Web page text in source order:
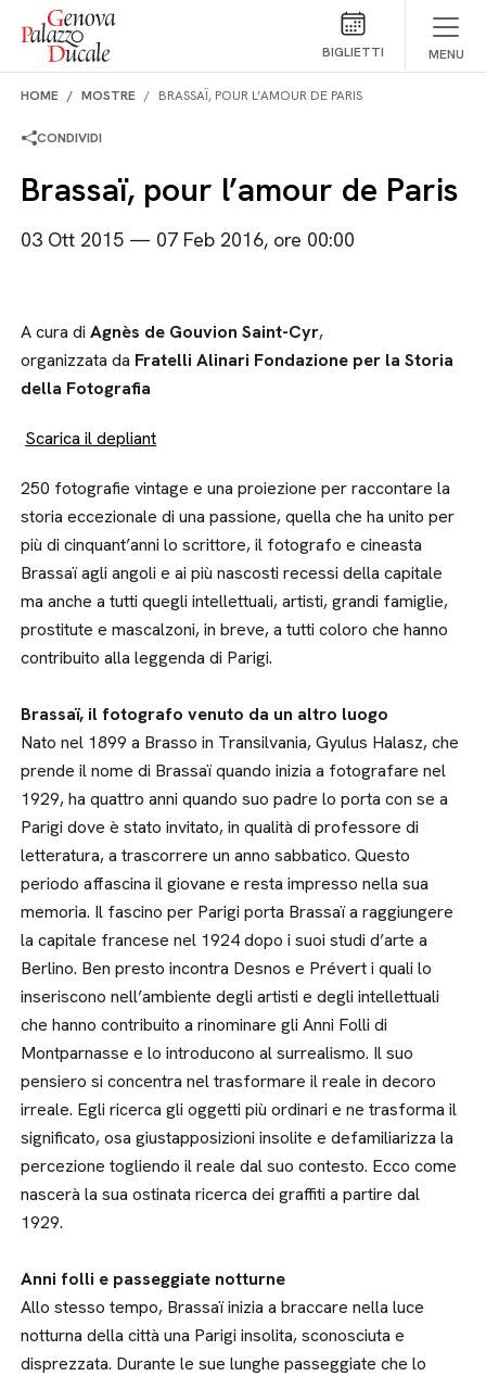
Salta al contenuto
BIGLIETTI MENU
HOME MOSTRE BRASSAÏ, POUR L’AMOUR DE PARIS
CONDIVIDI
Brassaï, pour l’amour de Paris
03 Ott 2015 — 07 Feb 2016, ore 00:00
A cura diAgnès de Gouvion Saint-Cyr,
organizzata da Fratelli Alinari Fondazione per la Storia
della Fotografia
Scarica il depliant
250 fotografie vintage e una proiezione per raccontare la
storia eccezionale di una passione, quella che ha unito per
più di cinquant’anni lo scrittore, il fotografo e cineasta
Brassaï agli angoli e ai più nascosti recessi della capitale
ma anche a tutti quegli intellettuali, artisti, grandi famiglie,
prostitute e mascalzoni, in breve, a tutti coloro che hanno
contribuito alla leggenda di Parigi.
Brassaï, il fotografo venuto da un altro luogo
Nato nel 1899 a Brasso in Transilvania, Gyulus Halasz, che
prende il nome di Brassaï quando inizia a fotografare nel
1929, ha quattro anni quando suo padre lo porta con se a
Parigi dove è stato invitato, in qualità di professore di
letteratura, a trascorrere un anno sabbatico. Questo
periodo affascina il giovane e resta impresso nella sua
memoria. Il fascino per Parigi porta Brassaï a raggiungere
la capitale francese nel 1924 dopo i suoi studi d’arte a
Berlino. Ben presto incontra Desnos e Prévert i quali lo
inseriscono nell’ambiente degli artisti e degli intellettuali
che hanno contribuito a rinominare gli Anni Folli di
Montparnasse e lo introducono al surrealismo. Il suo
pensiero si concentra nel trasformare il reale in decoro
irreale. Egli ricerca gli oggetti più ordinari e ne trasforma il
significato, osa giustapposizioni insolite e defamiliarizza la
percezione togliendo il reale dal suo contesto. Ecco come
nascerà la sua ostinata ricerca dei graffiti a partire dal
1929.
Anni folli e passeggiate notturne
Allo stesso tempo, Brassaï inizia a braccare nella luce
notturna della città una Parigi insolita, sconosciuta e
disprezzata. Durante le sue lunghe passeggiate che lo